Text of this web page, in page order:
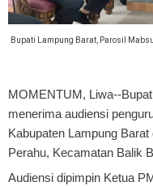
Bupati Lampung Barat, Parosil
MOMENTUM, Liwa--
menerima audiensi
Kabupaten Lampung
Perahu, Kecamatan Balik
Audiensi dipimpin Ketua